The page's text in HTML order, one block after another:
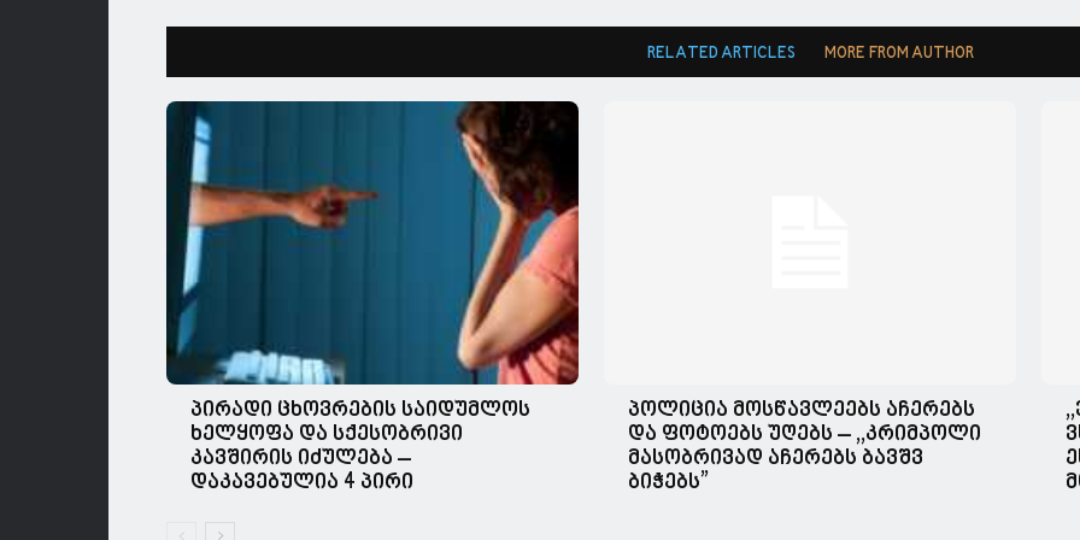
RELATED ARTICLES MORE FROM AUTHOR
პირადი ცხოვრების საიდუმლოს
ხელყოფა და სქესობრივი
კავშირის იძულება –
დაკავებულია 4 პირი
პოლიცია მოსწავლეებს აჩერებს
და ფოტოებს უღებს – ,,კრიმპოლი
მასობრივად აჩერებს ბავშვ
ბიჭებს”